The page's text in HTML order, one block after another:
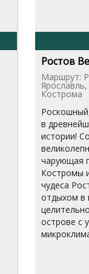
Ростов
Маршрут:
Кострома
в
истории!
чарующая
Костромы
чудеса
отдыхом в
острове с